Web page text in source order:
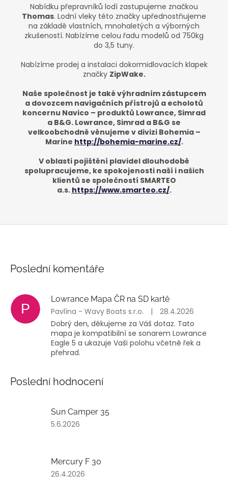
Nabídku přepravníků lodí zastupujeme značkou
Thomas. Lodní vleky této značky upřednostňujeme
na základě vlastních, mnohaletých a výborných
zkušeností. Nabízíme celou řadu modelů od 750kg
do 3,5 tuny.
Nabízíme prodej a instalaci dokormidlovacích klapek
značky ZipWake.
Naše společnost je také výhradním zástupcem
a dovozcem navigačních přístrojů a echolotů
koncernu Navico – produktů Lowrance, Simrad
a B&G. Lowrance, Simrad a B&G se
velkoobchodně věnujeme v divizi Bohemia –
Marine http://bohemia-marine.cz/.
V oblasti pojištění plavidel dlouhodobě
spolupracujeme, ke spokojenosti naší i našich
klientů se společností SMARTEO
a.s. https://www.smarteo.cz/.
Poslední komentáře
P
Lowrance Mapa ČR na SD kartě
Pavlína - Wavy Boats s.r.o. |
28.4.2026
Dobrý den, děkujeme za Váš dotaz. Tato
mapa je kompatibilní se sonarem Lowrance
Eagle 5 a ukazuje Vaši polohu včetně řek a
přehrad.
Poslední hodnocení
Sun Camper 35
Hodnocení
z
5
5.6.2026
Mercury F 30
Hodnocení
26.4.2026